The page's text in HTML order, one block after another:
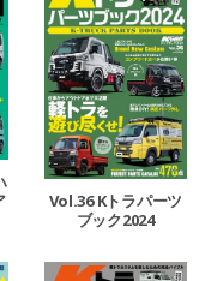
Vol.36 Kトラパーツ
ブック2024